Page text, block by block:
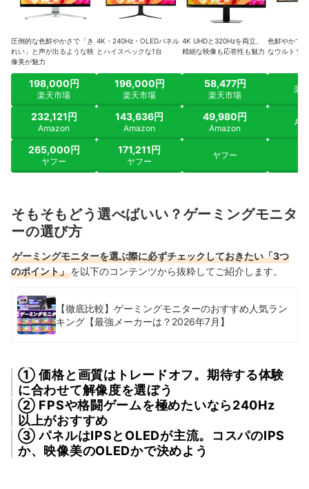
圧倒的な色鮮やかさで「き
れい」と声が出るような映
像美が魅力
198,000円
楽天市場
232,121円
Amazon
265,000円
ヤフー
4K・240Hz・OLEDパネル
とハイスペックな1台
196,000円
楽天市場
143,636円
Amazon
171,211円
ヤフー
4K UHDと320Hzを両立、
精細な映像も応答性も魅力
58,477円
楽天市場
49,980円
Amazon
ヤフー
色鮮やかで
なウルトラ
楽
そもそもどう選べばいい？ゲーミングモニタ
ーの選び方
ゲーミングモニターを選ぶ際に必ずチェックしておきたい「3つ
のポイント」を以下のコンテンツから抜粋してご紹介します。
【徹底比較】ゲーミングモニターのおすすめ人気ラン
キング【最強メーカーは？2026年7月】
① 価格と画質はトレードオフ。期待する体験
に合わせて解像度を選ぼう
② FPSや格闘ゲームを極めたいなら240Hz
以上がおすすめ
③ パネルはIPSとOLEDが主流。コスパのIPS
か、映像美のOLEDかで決めよう